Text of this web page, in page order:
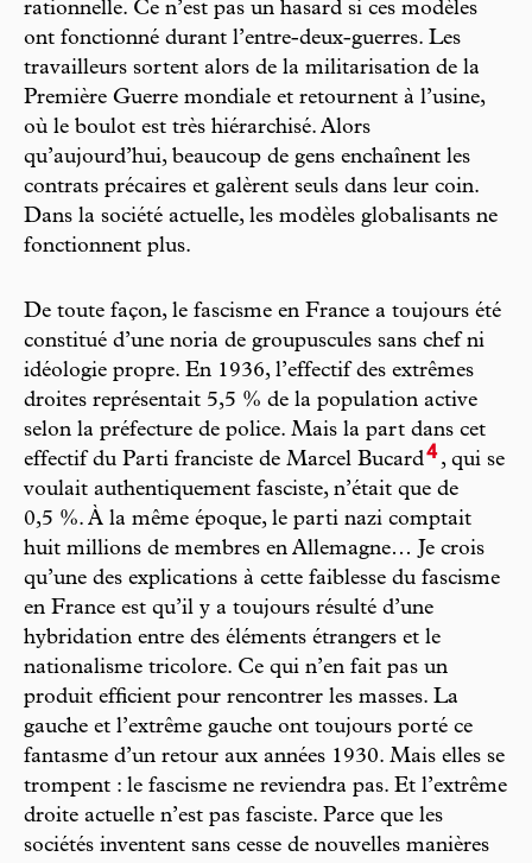
rationnelle. Ce n’est pas un hasard si ces modèles
ont fonctionné durant l’entre-deux-guerres. Les
travailleurs sortent alors de la militarisation de la
Première Guerre mondiale et retournent à l’usine,
où le boulot est très hiérarchisé. Alors
qu’aujourd’hui, beaucoup de gens enchaînent les
contrats précaires et galèrent seuls dans leur coin.
Dans la société actuelle, les modèles globalisants ne
fonctionnent plus.
De toute façon, le fascisme en France a toujours été
constitué d’une noria de groupuscules sans chef ni
idéologie propre. En 1936, l’effectif des extrêmes
droites représentait 5,5 % de la population active
selon la préfecture de police. Mais la part dans cet
effectif du Parti franciste de Marcel Bucard4, qui se
voulait authentiquement fasciste, n’était que de
0,5 %. À la même époque, le parti nazi comptait
huit millions de membres en Allemagne… Je crois
qu’une des explications à cette faiblesse du fascisme
en France est qu’il y a toujours résulté d’une
hybridation entre des éléments étrangers et le
nationalisme tricolore. Ce qui n’en fait pas un
produit efficient pour rencontrer les masses. La
gauche et l’extrême gauche ont toujours porté ce
fantasme d’un retour aux années 1930. Mais elles se
trompent : le fascisme ne reviendra pas. Et l’extrême
droite actuelle n’est pas fasciste. Parce que les
sociétés inventent sans cesse de nouvelles manières